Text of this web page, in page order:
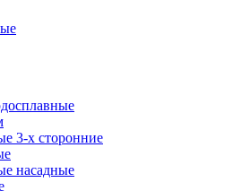
3-х сторонние
насадные